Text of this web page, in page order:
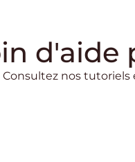
d'aide
Consultez nos